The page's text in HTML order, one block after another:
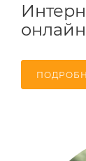
онлайн